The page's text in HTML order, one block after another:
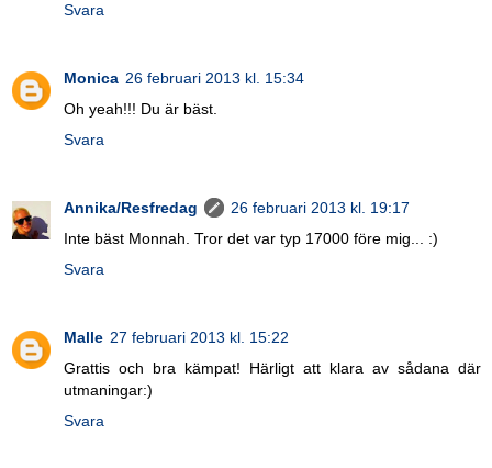
Svara
Monica 26 februari 2013 kl. 15:34
Oh yeah!!! Du är bäst.
Svara
Annika/Resfredag
26 februari 2013 kl. 19:17
Inte bäst Monnah. Tror det var typ 17000 före mig... :)
Svara
Malle 27 februari 2013 kl. 15:22
Grattis och bra kämpat! Härligt att klara av sådana där
utmaningar:)
Svara